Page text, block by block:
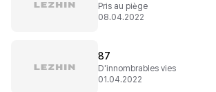
Pris au piège
08.04.2022
87
D'innombrables vies
01.04.2022